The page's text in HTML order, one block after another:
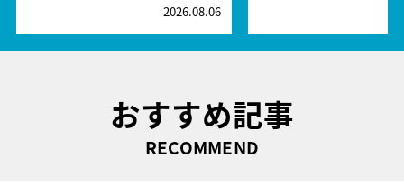
2026.08.06
おすすめ記事
RECOMMEND